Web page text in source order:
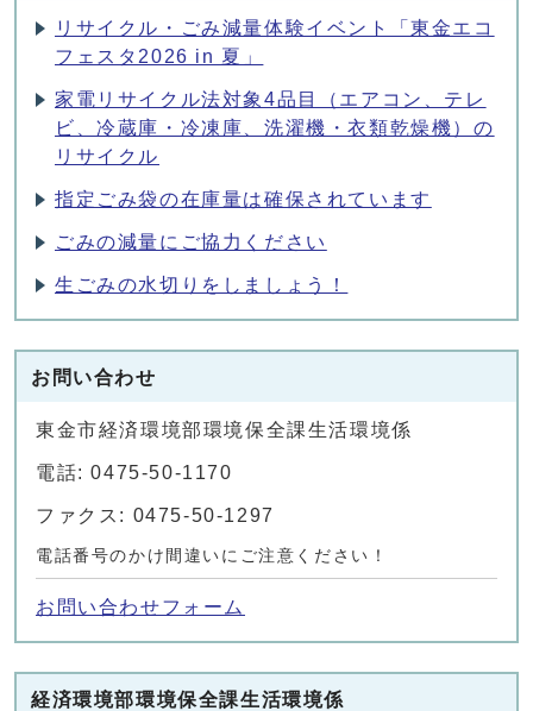
リサイクル・ごみ減量体験イベント「東金エコ
フェスタ2026 in 夏」
家電リサイクル法対象4品目（エアコン、テレ
ビ、冷蔵庫・冷凍庫、洗濯機・衣類乾燥機）の
リサイクル
指定ごみ袋の在庫量は確保されています
ごみの減量にご協力ください
生ごみの水切りをしましょう！
お問い合わせ
東金市経済環境部環境保全課生活環境係
電話: 0475-50-1170
ファクス: 0475-50-1297
電話番号のかけ間違いにご注意ください！
お問い合わせフォーム
経済環境部環境保全課生活環境係